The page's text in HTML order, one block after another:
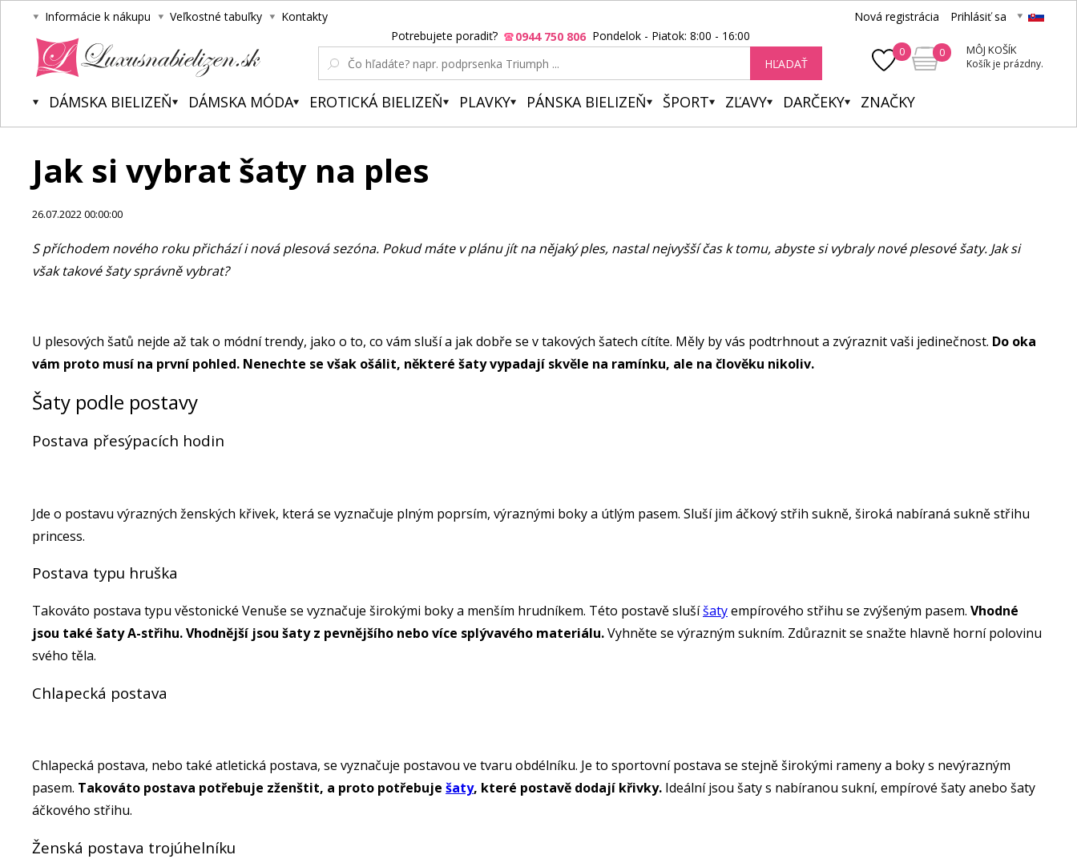
Informácie k nákupu Veľkostné tabuľky Kontakty Nová registrácia Prihlásiť sa
0 0 MÔJ KOŠÍK
Košík je prázdny.
Potrebujete poradiť? 0944 750 806 Pondelok - Piatok: 8:00 - 16:00
HĽADAŤ
DÁMSKA BIELIZEŇ DÁMSKA MÓDA EROTICKÁ BIELIZEŇ PLAVKY PÁNSKA BIELIZEŇ ŠPORT ZĽAVY DARČEKY ZNAČKY
Jak si vybrat šaty na ples
26.07.2022 00:00:00
S příchodem nového roku přichází i nová plesová sezóna. Pokud máte v plánu jít na nějaký ples, nastal nejvyšší čas k tomu, abyste si vybraly nové plesové šaty. Jak si
však takové šaty správně vybrat?
U plesových šatů nejde až tak o módní trendy, jako o to, co vám sluší a jak dobře se v takových šatech cítíte. Měly by vás podtrhnout a zvýraznit vaši jedinečnost. Do oka
vám proto musí na první pohled. Nenechte se však ošálit, některé šaty vypadají skvěle na ramínku, ale na člověku nikoliv.
Šaty podle postavy
Postava přesýpacích hodin
Jde o postavu výrazných ženských křivek, která se vyznačuje plným poprsím, výraznými boky a útlým pasem. Sluší jim áčkový střih sukně, široká nabíraná sukně střihu
princess.
Postava typu hruška
Takováto postava typu věstonické Venuše se vyznačuje širokými boky a menším hrudníkem. Této postavě slušíšatyempírového střihu se zvýšeným pasem. Vhodné
jsou také šaty A-střihu. Vhodnější jsou šaty z pevnějšího nebo více splývavého materiálu.Vyhněte se výrazným sukním. Zdůraznit se snažte hlavně horní polovinu
svého těla.
Chlapecká postava
Chlapecká postava, nebo také atletická postava, se vyznačuje postavou ve tvaru obdélníku. Je to sportovní postava se stejně širokými rameny a boky s nevýrazným
pasem. Takováto postava potřebuje zženštit, a proto potřebuje šaty, které postavě dodají křivky. Ideální jsou šaty s nabíranou sukní, empírové šaty anebo šaty
áčkového střihu.
Ženská postava trojúhelníku